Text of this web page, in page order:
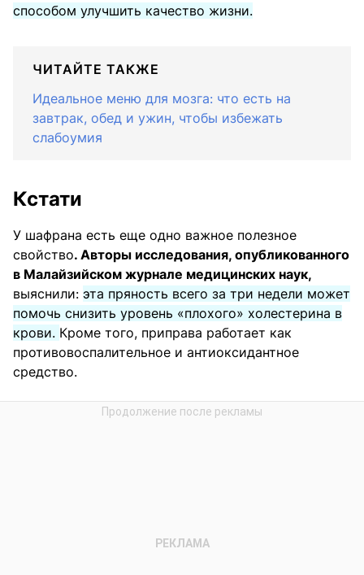
способом улучшить качество жизни.
ЧИТАЙТЕ ТАКЖЕ
Идеальное меню для мозга: что есть на
завтрак, обед и ужин, чтобы избежать
слабоумия
Кстати
У шафрана есть еще одно важное полезное
свойство. Авторы исследования, опубликованного
в Малайзийском журнале медицинских наук,
выяснили: эта пряность всего за три недели может
помочь снизить уровень «плохого» холестерина в
крови. Кроме того, приправа работает как
противовоспалительное и антиоксидантное
средство.